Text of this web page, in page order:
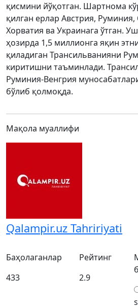
қисмини йўқотган. Шартнома
қилган ерлар Австрия,
Хорватия ва Украинага ўтган.
ҳозирда 1,5 миллионга яқин
қиладиган Трансильванияни
киритишни таъминлади.
Руминия-Венгрия
бўлиб қолмоқда.
Мақола муаллифи
Qalampir.uz Tahririyati
Баҳолаганлар
433
Рейтинг
2.9